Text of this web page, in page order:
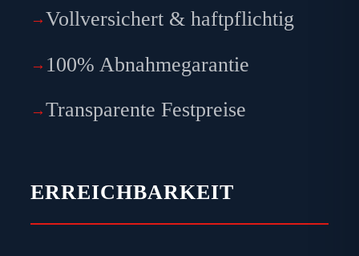
Vollversichert & haftpflichtig
100% Abnahmegarantie
Transparente Festpreise
ERREICHBARKEIT